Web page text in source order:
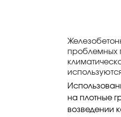
проблемных
на плотные
возведении